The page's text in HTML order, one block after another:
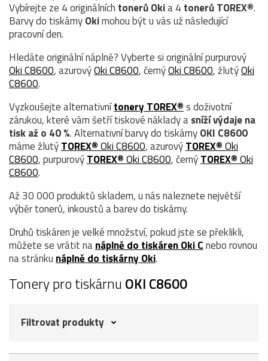
Vybírejte ze 4 originálních tonerůOkia 4 tonerů TOREX®.
Barvy do tiskárnyOkimohou být u vás už následující
pracovní den.
Hledáte originální náplně? Vyberte si originální purpurový
Oki C8600, azurovýOki C8600, černýOki C8600, žlutýOki
C8600.
Vyzkoušejte alternativnítonery TOREX®s doživotní
zárukou, které vám šetří tiskové náklady asníží výdaje na
tisk až o 40 %. Alternativní barvy do tiskárnyOKI C8600
máme žlutýTOREX®Oki C8600, azurovýTOREX®Oki
C8600, purpurovýTOREX®Oki C8600, černýTOREX®Oki
C8600.
Až 30 000 produktů skladem, u nás naleznete největší
výběr tonerů, inkoustů a barev do tiskárny.
Druhů tiskáren je velké množství, pokud jste se překlikli,
můžete se vrátit nanáplně do tiskáren Oki Cnebo rovnou
na stránku náplně do tiskárny Oki.
Tonery pro tiskárnu OKI C8600
Filtrovat produkty